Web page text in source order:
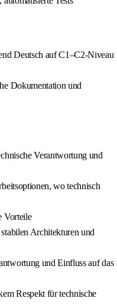
Deutsch auf C1–C2-Niveau
Dokumentation und
Verantwortung und
wo technisch
Vorteile
Architekturen und
und Einfluss auf das
Respekt für technische